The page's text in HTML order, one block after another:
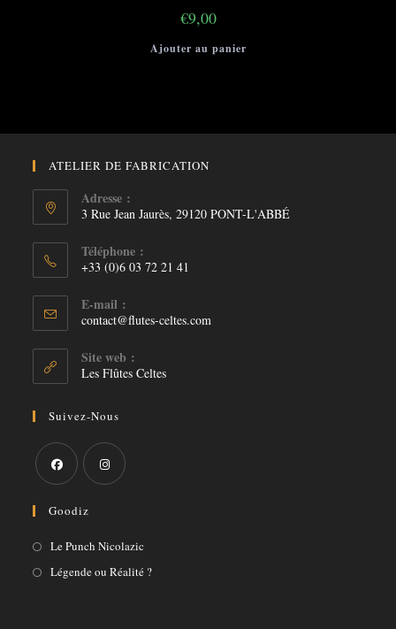
€9,00
Ajouter au panier
ATELIER DE FABRICATION
Adresse :
3 Rue Jean Jaurès, 29120 PONT-L'ABBÉ
Téléphone :
+33 (0)6 03 72 21 41
E-mail :
contact@flutes-celtes.com
Site web :
Les Flûtes Celtes
Suivez-Nous
dans
un
onglet
dans
un
Goodiz
Le Punch Nicolazic
dans
Légende ou Réalité ?S’ouvre